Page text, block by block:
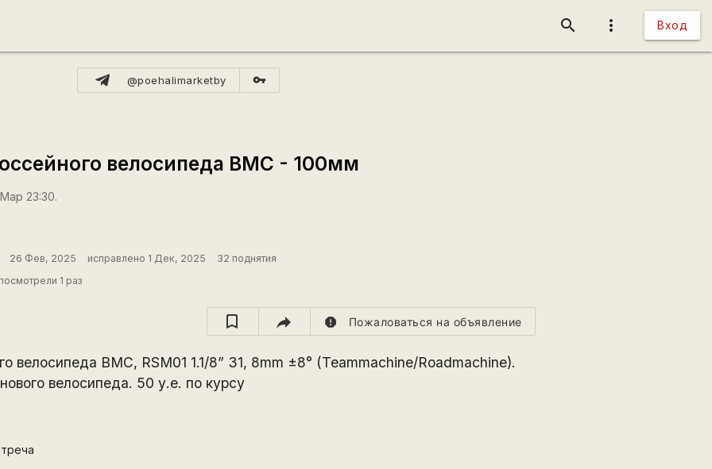
more_vert Вход
search
@poehalimarketby vpn_key
велосипеда BMC - 100мм
23:30.
26 Фев, 2025 исправлено 1 Дек, 2025
32 поднятия
1 раз
report Пожаловаться на объявление
велосипеда BMC, RSM01 1.1/8” 31, 8mm ±8° (Teammachine/Roadmachine).
велосипеда. 50 у.е. по курсу